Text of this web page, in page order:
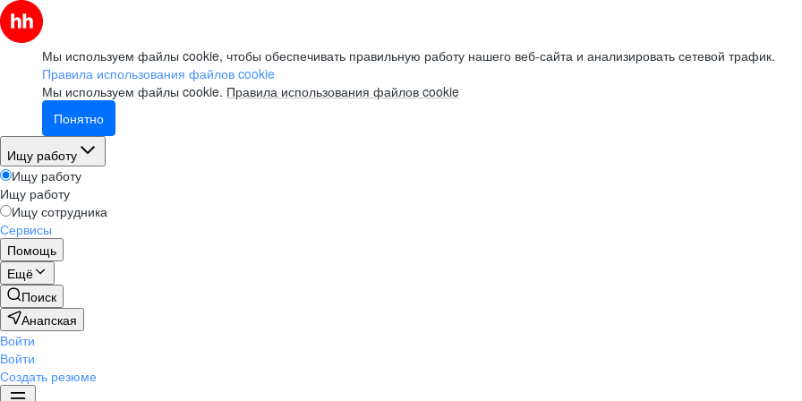
Мы используем файлы cookie, чтобы обеспечивать правильную работу нашего веб-сайта и анализировать сетевой трафик.
Правила использования файлов cookie
Мы используем файлы cookie. Правила использования файлов cookie
Понятно
Ищу работу
Ищу работу
Ищу работу
Ищу сотрудника
Сервисы
Помощь
Ещё
Поиск
Анапская
Войти
Войти
Создать резюме